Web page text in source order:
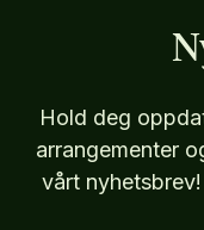
Hold deg
arrangementer
vårt